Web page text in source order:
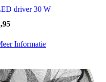
driver 30 W
Informatie